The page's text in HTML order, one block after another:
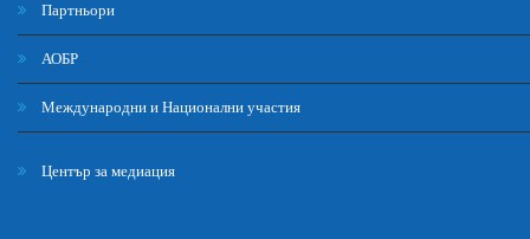
Партньори
АОБР
Международни и Национални участия
Център за медиация